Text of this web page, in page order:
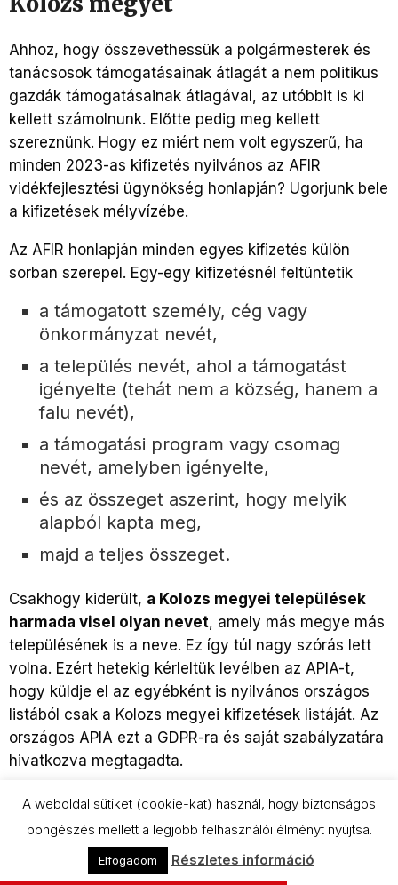
Ahhoz, hogy összevethessük a polgármesterek és
tanácsosok támogatásainak átlagát a nem politikus
gazdák támogatásainak átlagával, az utóbbit is ki
kellett számolnunk. Előtte pedig meg kellett
szereznünk. Hogy ez miért nem volt egyszerű, ha
minden 2023-as kifizetés nyilvános az AFIR
vidékfejlesztési ügynökség honlapján? Ugorjunk bele
a kifizetések mélyvízébe.
Az AFIR honlapján minden egyes kifizetés külön
sorban szerepel. Egy-egy kifizetésnél feltüntetik
a támogatott személy, cég vagy
önkormányzat nevét,
a település nevét, ahol a támogatást
igényelte (tehát nem a község, hanem a
falu nevét),
a támogatási program vagy csomag
nevét, amelyben igényelte,
és az összeget aszerint, hogy melyik
alapból kapta meg,
majd a teljes összeget.
Csakhogy kiderült, a Kolozs megyei települések
harmada visel olyan nevet, amely más megye más
településének is a neve. Ez így túl nagy szórás lett
volna. Ezért hetekig kérleltük levélben az APIA-t,
hogy küldje el az egyébként is nyilvános országos
listából csak a Kolozs megyei kifizetések listáját. Az
országos APIA ezt a GDPR-ra és saját szabályzatára
hivatkozva megtagadta.
Közben viszont kitaláltuk, hogy ha nem kapjuk meg a
Kolozs megyei kifizetések listáját, hogyan tehetjük
még erősebbé az összehasonlítási alapot. Az APIA
2022-ben még közölte a kifizetések rendszerében
A weboldal sütiket (cookie-kat) használ, hogy biztonságos
böngészés mellett a legjobb felhasználói élményt nyújtsa.
Elfogadom Részletes információ